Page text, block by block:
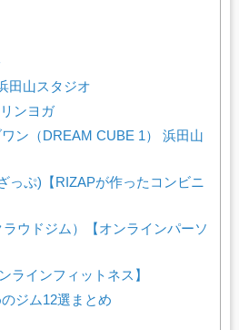
田山スタジオ
ンヨガ
ン（DREAM CUBE 1） 浜田山
っぷ)【RIZAPが作ったコンビニ
ウドジム）【オンラインパーソ
ラインフィットネス】
ジム12選まとめ